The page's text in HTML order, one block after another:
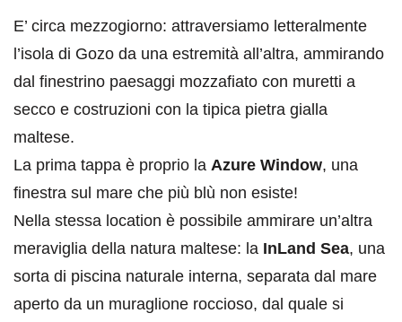
E’ circa mezzogiorno: attraversiamo letteralmente
l’isola di Gozo da una estremità all’altra, ammirando
dal finestrino paesaggi mozzafiato con muretti a
secco e costruzioni con la tipica pietra gialla
maltese.
La prima tappa è proprio la Azure Window, una
finestra sul mare che più blù non esiste!
Nella stessa location è possibile ammirare un’altra
meraviglia della natura maltese: la InLand Sea, una
sorta di piscina naturale interna, separata dal mare
aperto da un muraglione roccioso, dal quale si